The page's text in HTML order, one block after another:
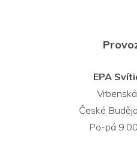
EPA
České
Po-pá